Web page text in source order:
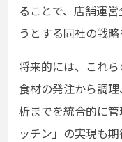
ることで、店舗運
うとする同社の戦略
将来的には、これら
食材の発注から調
析までを統合的に
ッチン」の実現も